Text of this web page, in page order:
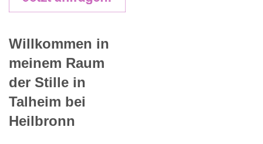
Willkommen in
meinem Raum
der Stille in
Talheim bei
Heilbronn